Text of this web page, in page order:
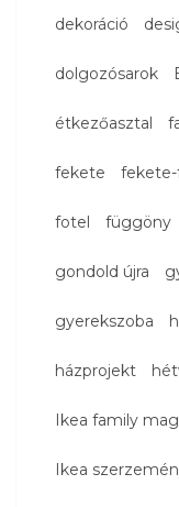
dekoráció
dolgozósarok
étkezőasztal
fekete
fotel függöny
gondold újra
gyerekszoba
házprojekt
Ikea family
Ikea